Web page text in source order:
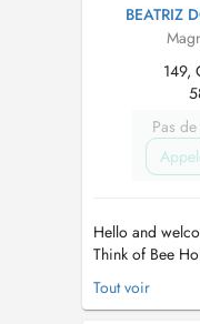
BEATRIZ
149,
Pas
Hello and
Think of Bee
individuals such
improve and
Tout voir